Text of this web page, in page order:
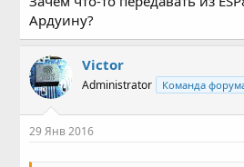
Ардуину?
Victor
Administrator Команда
29 Янв 2016